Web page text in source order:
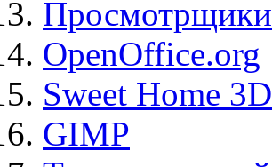
OpenOffice.org
Sweet Home 3D
GIMP